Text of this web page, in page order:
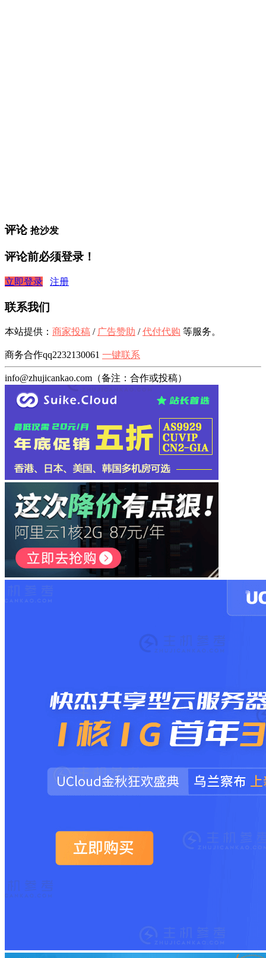
评论 抢沙发
评论前必须登录！
立即登录 注册
联系我们
本站提供： 商家投稿 / 广告赞助 /代付代购 等服务。
商务合作qq2232130061 一键联系
info@zhujicankao.com（备注：合作或投稿）